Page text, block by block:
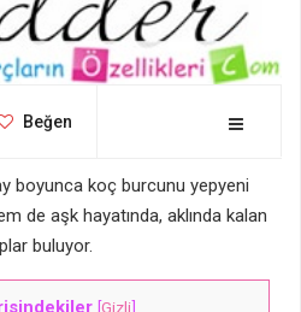
Beğen
boyunca koç burcunu yepyeni
de aşk hayatında, aklında kalan
buluyor.
[Gizli]